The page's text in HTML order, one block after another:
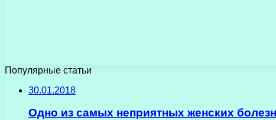
Популярные статьи
30.01.2018
Одно из самых неприятных женских